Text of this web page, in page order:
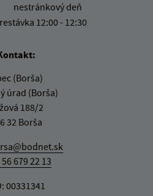
nestránkový deň
12:00 - 12:30
(Borša)
úrad (Borša)
188/2
32 Borša
679 22 13
00331341